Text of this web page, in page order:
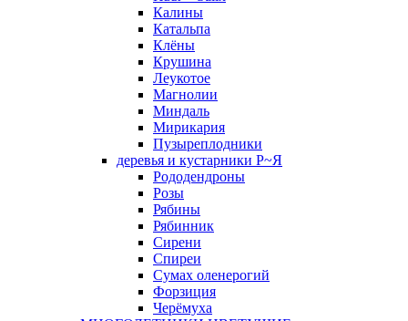
Калины
Катальпа
Клёны
Крушина
Леукотое
Магнолии
Миндаль
Мирикария
Пузыреплодники
деревья и кустарники Р~Я
Рододендроны
Розы
Рябины
Рябинник
Сирени
Спиреи
Сумах оленерогий
Форзиция
Черёмуха